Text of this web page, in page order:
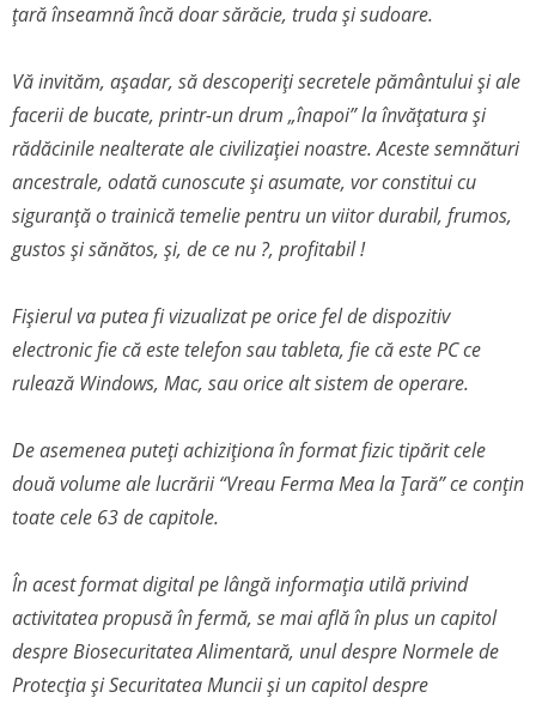
țară înseamnă încă doar sărăcie, truda și sudoare.
Vă invităm, așadar, să descoperiți secretele pământului și ale
facerii de bucate, printr-un drum „înapoi” la învățatura și
rădăcinile nealterate ale civilizației noastre. Aceste semnături
ancestrale, odată cunoscute și asumate, vor constitui cu
siguranță o trainică temelie pentru un viitor durabil, frumos,
gustos și sănătos, și, de ce nu ?, profitabil !
Fișierul va putea fi vizualizat pe orice fel de dispozitiv
electronic fie că este telefon sau tableta, fie că este PC ce
rulează Windows, Mac, sau orice alt sistem de operare.
De asemenea puteți achiziționa în format fizic tipărit cele
două volume ale lucrării “Vreau Ferma Mea la Țară” ce conțin
toate cele 63 de capitole.
În acest format digital pe lângă informația utilă privind
activitatea propusă în fermă, se mai află în plus un capitol
despre Biosecuritatea Alimentară, unul despre Normele de
Protecția și Securitatea Muncii și un capitol despre